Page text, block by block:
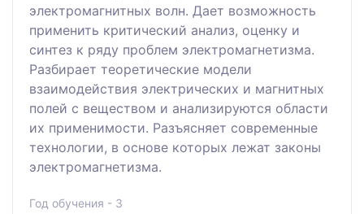
электромагнитных волн. Дает возможность
применить критический анализ, оценку и
синтез к ряду проблем электромагнетизма.
Разбирает теоретические модели
взаимодействия электрических и магнитных
полей с веществом и анализируются области
их применимости. Разъясняет современные
технологии, в основе которых лежат законы
электромагнетизма.
Год обучения - 3